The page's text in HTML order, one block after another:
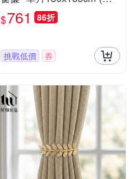
片)
$761 86折
挑戰低價 券